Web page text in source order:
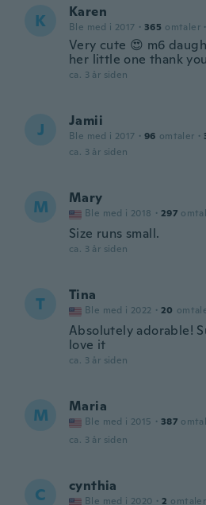
K Karen
Ble med i 2017 · 365 omtaler ·
Very cute 😍 m6
her little one thank you
ca. 3 år siden
J Jamii
Ble med i 2017 · 96 omtaler ·
ca. 3 år siden
M Mary
Ble med i 2018 · 297
Size runs small.
ca. 3 år siden
T Tina
Ble med i 2022 · 20
Absolutely adorable!
love it
ca. 3 år siden
M Maria
Ble med i 2015 · 387
ca. 3 år siden
C cynthia
Ble med i 2020 · 2 omtaler